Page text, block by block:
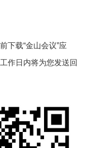
下载“金山会议”应
作日内将为您发送回